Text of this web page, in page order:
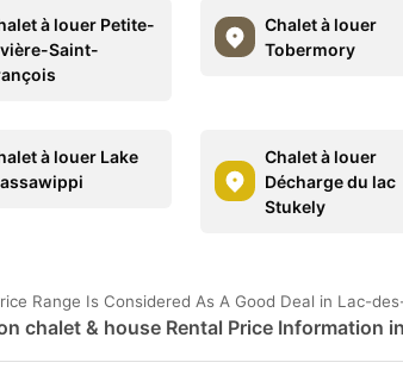
à louer Petite-
Saint-
Chalet à louer
Tobermory
à louer Lake
Chalet à louer
Décharge du lac
Stukely
Range Is Considered As A Good Deal in Lac-
chalet & house Rental Price Information